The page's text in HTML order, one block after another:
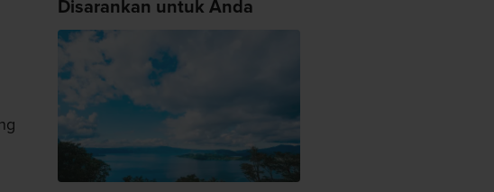
Disarankan untuk Anda